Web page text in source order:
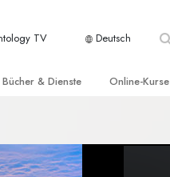
TV Deutsch
Bücher & Dienste Online-Kurse
Dynamiken des Daseins